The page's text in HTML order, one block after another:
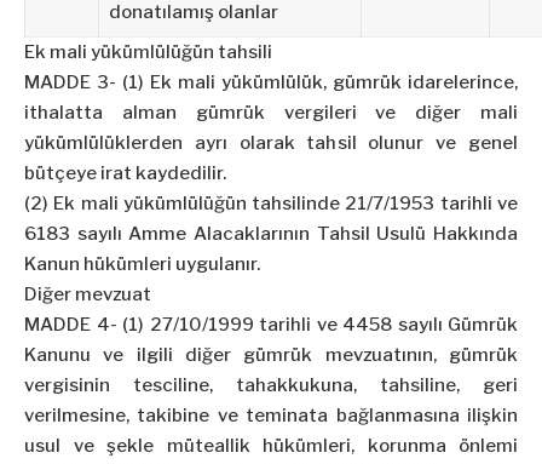
donatılamış olanlar
Ek mali yükümlülüğün tahsili
MADDE 3- (1) Ek mali yükümlülük, gümrük idarelerince,
ithalatta alman gümrük vergileri ve diğer mali
yükümlülüklerden ayrı olarak tahsil olunur ve genel
bütçeye irat kaydedilir.
(2) Ek mali yükümlülüğün tahsilinde 21/7/1953 tarihli ve
6183 sayılı Amme Alacaklarının Tahsil Usulü Hakkında
Kanun hükümleri uygulanır.
Diğer mevzuat
MADDE 4- (1) 27/10/1999 tarihli ve 4458 sayılı Gümrük
Kanunu ve ilgili diğer gümrük mevzuatının, gümrük
vergisinin tesciline, tahakkukuna, tahsiline, geri
verilmesine, takibine ve teminata bağlanmasına ilişkin
usul ve şekle müteallik hükümleri, korunma önlemi